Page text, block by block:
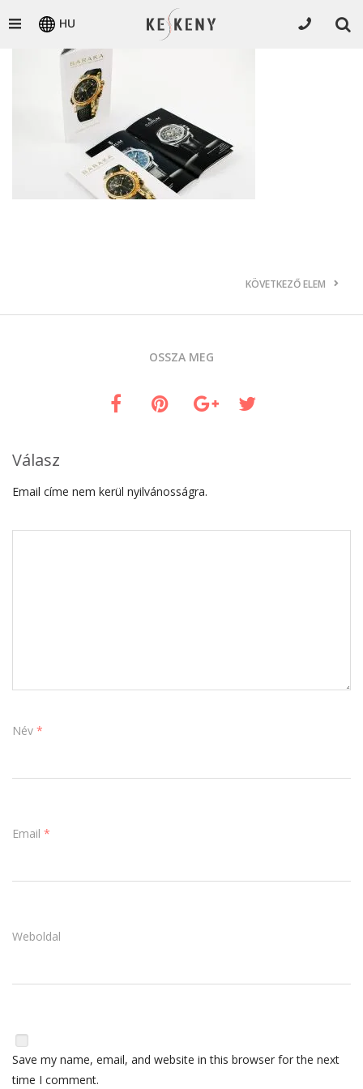
HU
KÖVETKEZŐ ELEM
OSSZA MEG
Válasz
Email címe nem kerül nyilvánosságra.
Név *
Email *
Weboldal
Save my name, email, and website in this browser for the next
time I comment.